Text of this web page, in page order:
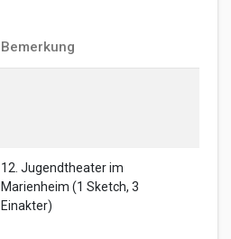
Bemerkung
12. Jugendtheater im
Marienheim (1 Sketch, 3
Einakter)